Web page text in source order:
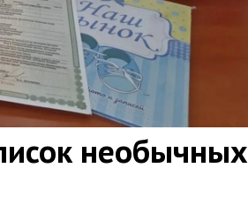
необычных